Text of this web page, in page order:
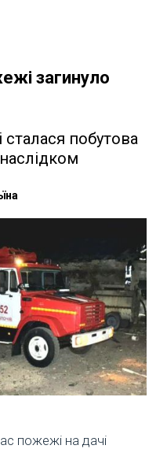
загинуло
сталася побутова
пожежі на дачі